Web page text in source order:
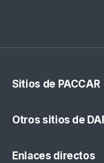
Otros sitios de
Sitios de PACCAR
Enlaces directos